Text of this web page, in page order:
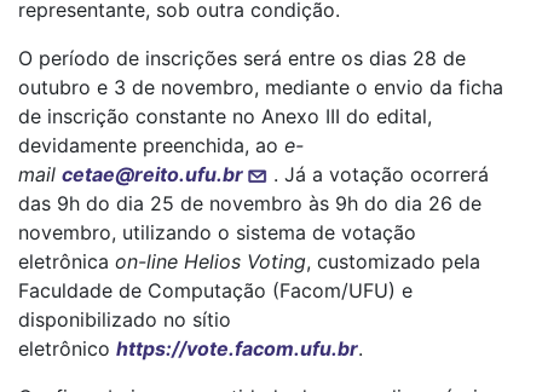
representante, sob outra condição.
O período de inscrições será entre os dias 28 de
outubro e 3 de novembro, mediante o envio da ficha
de inscrição constante no Anexo III do edital,
devidamente preenchida, ao e-
mail cetae@reito.ufu.br
. Já a votação ocorrerá
das 9h do dia 25 de novembro às 9h do dia 26 de
novembro, utilizando o sistema de votação
eletrônica on-line Helios Voting, customizado pela
Faculdade de Computação (Facom/UFU) e
disponibilizado no sítio
eletrônico https://vote.facom.ufu.br.